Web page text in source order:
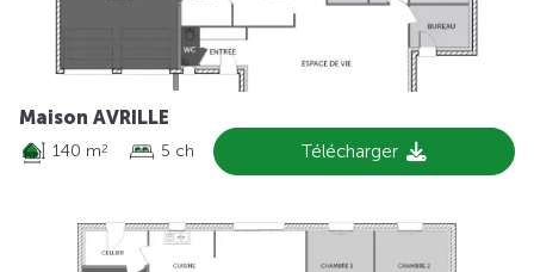
Maison AVRILLE
140 m2 5 ch Télécharger